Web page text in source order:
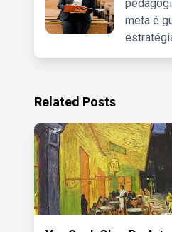
meta é
Related Posts